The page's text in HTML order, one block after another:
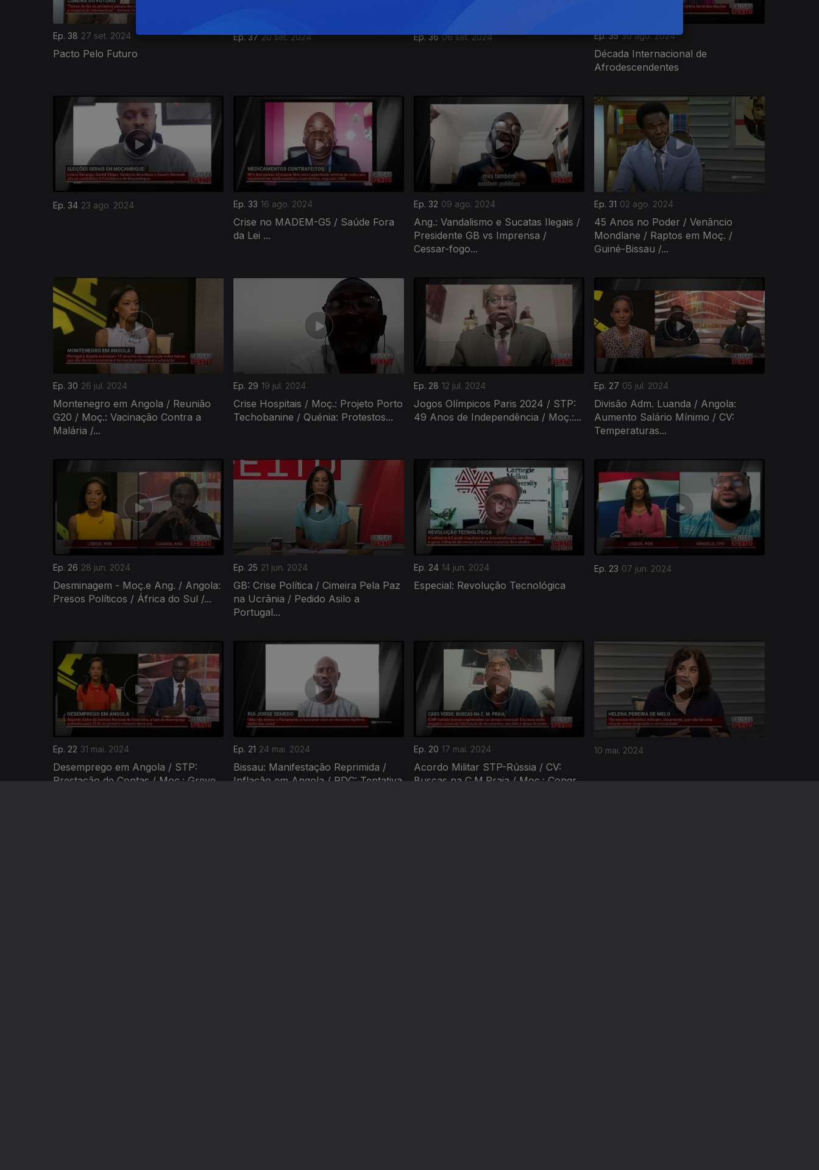
Ep. 38 27 set. 2024
Pacto Pelo Futuro
Ep. 37 20 set. 2024 Ep. 36 06 set. 2024 Ep. 35 30 ago. 2024
Década Internacional de
Afrodescendentes
Ep. 34 23 ago. 2024 Ep. 33 16 ago. 2024
Crise no MADEM-G5 / Saúde Fora
da Lei ...
Ep. 32 09 ago. 2024
Ang.: Vandalismo e Sucatas Ilegais /
Presidente GB vs Imprensa /
Cessar-fogo...
Ep. 31 02 ago. 2024
45 Anos no Poder / Venâncio
Mondlane / Raptos em Moç. /
Guiné-Bissau /...
Ep. 30 26 jul. 2024
Montenegro em Angola / Reunião
G20 / Moç.: Vacinação Contra a
Malária /...
Ep. 29 19 jul. 2024
Crise Hospitais / Moç.: Projeto Porto
Techobanine / Quénia: Protestos...
Ep. 28 12 jul. 2024
Jogos Olímpicos Paris 2024 / STP:
49 Anos de Independência / Moç.:...
Ep. 27 05 jul. 2024
Divisão Adm. Luanda / Angola:
Aumento Salário Mínimo / CV:
Temperaturas...
781414
Ep. 26 28 jun. 2024
Desminagem - Moç.e Ang. / Angola:
Presos Políticos / África do Sul /...
Ep. 25 21 jun. 2024
GB: Crise Política / Cimeira Pela Paz
na Ucrânia / Pedido Asilo a
Portugal...
Ep. 24 14 jun. 2024
Especial: Revolução Tecnológica
Ep. 23 07 jun. 2024
Ep. 22 31 mai. 2024
Desemprego em Angola / STP:
Prestação de Contas / Moç.: Greve
Ep. 21 24 mai. 2024
Bissau: Manifestação Reprimida /
Inflação em Angola / RDC: Tentativa
Ep. 20 17 mai. 2024
Acordo Militar STP-Rússia / CV:
Buscas na C.M.Praia / Moç.: Congr.
10 mai. 2024